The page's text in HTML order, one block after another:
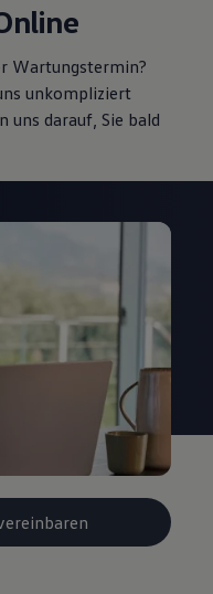
Wartungstermin?
unkompliziert
darauf, Sie bald